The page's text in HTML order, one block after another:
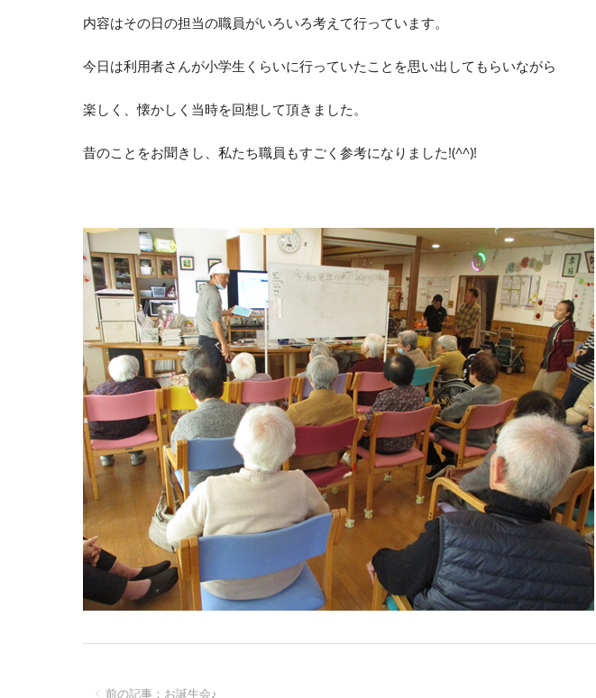
内容はその日の担当の職員がいろいろ考えて行っています。
今日は利用者さんが小学生くらいに行っていたことを思い出してもらいながら
楽しく、懐かしく当時を回想して頂きました。
昔のことをお聞きし、私たち職員もすごく参考になりました!(^^)!
前の記事：お誕生会♪